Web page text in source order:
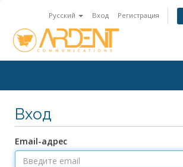
Русский Вход Регистрация
Вход
Email-адрес